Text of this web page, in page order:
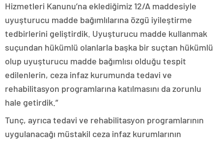
Hizmetleri Kanunu’na eklediğimiz 12/A maddesiyle
uyuşturucu madde bağımlılarına özgü iyileştirme
tedbirlerini geliştirdik. Uyuşturucu madde kullanmak
suçundan hükümlü olanlarla başka bir suçtan hükümlü
olup uyuşturucu madde bağımlısı olduğu tespit
edilenlerin, ceza infaz kurumunda tedavi ve
rehabilitasyon programlarına katılmasını da zorunlu
hale getirdik.”
Tunç, ayrıca tedavi ve rehabilitasyon programlarının
uygulanacağı müstakil ceza infaz kurumlarının